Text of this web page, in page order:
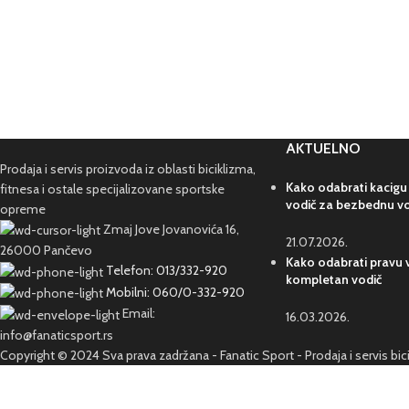
Prodaja i servis proizvoda iz oblasti biciklizma,
fitnesa i ostale specijalizovane sportske
opreme
Zmaj Jove Jovanovića 16,
26000 Pančevo
Telefon: 013/332-920
Mobilni: 060/0-332-920
Email:
info@fanaticsport.rs
AKTUELNO
Kako odabrati
vodič za bezbednu
21.07.2026.
Kako odabrati pravu
kompletan vodič
16.03.2026.
Copyright © 2024 Sva prava zadržana - Fanatic Sport - Prodaja i servis